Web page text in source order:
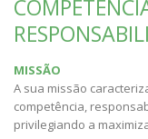
MISSÃO
A sua missão
competência,
privilegiando a